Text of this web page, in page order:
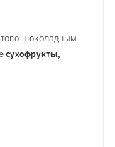
шоколадным
сухофрукты,